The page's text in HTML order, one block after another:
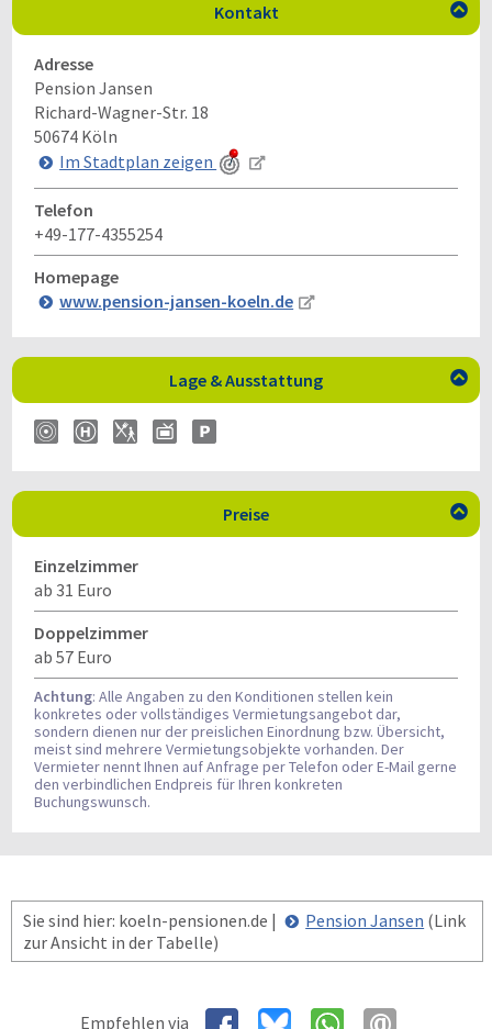
Kontakt 
Adresse
Pension Jansen
Richard-Wagner-Str. 18
50674 Köln
Im Stadtplan zeigen
Telefon
+49-177-4355254
Homepage
www.pension-jansen-koeln.de
Lage & Ausstattung 
Preise 
Einzelzimmer
ab 31 Euro
Doppelzimmer
ab 57 Euro
Achtung: Alle Angaben zu den Konditionen stellen kein
konkretes oder vollständiges Vermietungsangebot dar,
sondern dienen nur der preislichen Einordnung bzw. Übersicht,
meist sind mehrere Vermietungsobjekte vorhanden. Der
Vermieter nennt Ihnen auf Anfrage per Telefon oder E-Mail gerne
den verbindlichen Endpreis für Ihren konkreten
Buchungswunsch.
Sie sind hier: koeln-pensionen.de | Pension Jansen (Link
zur Ansicht in der Tabelle)
Empfehlen via